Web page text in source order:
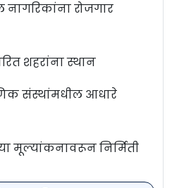
नागरिकांना रोजगार
शहरांना स्थान
संस्थांमधील आधारे
मूल्यांकनावरून निर्मिती